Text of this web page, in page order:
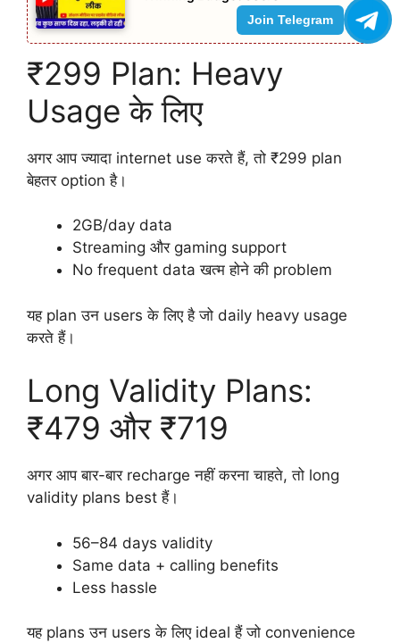
Join Telegram
₹299 Plan: Heavy
Usage के लिए
अगर आप ज्यादा internet use करते हैं, तो ₹299 plan
बेहतर option है।
2GB/day data
Streaming और gaming support
No frequent data खत्म होने की problem
यह plan उन users के लिए है जो daily heavy usage
करते हैं।
Long Validity Plans:
₹479 और ₹719
अगर आप बार-बार recharge नहीं करना चाहते, तो long
validity plans best हैं।
56–84 days validity
Same data + calling benefits
Less hassle
यह plans उन users के लिए ideal हैं जो convenience